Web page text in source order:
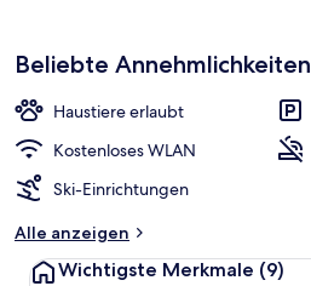
Beliebte Annehmlichkeiten
Haustiere erlaubt
Kostenloses WLAN
Ski-Einrichtungen
Alle anzeigen
Wichtigste Merkmale (9)